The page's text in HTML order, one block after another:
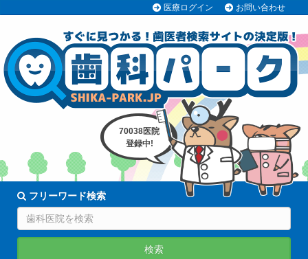
医療ログイン お問い合わせ
70038医院
登録中!
フリーワード検索
検索